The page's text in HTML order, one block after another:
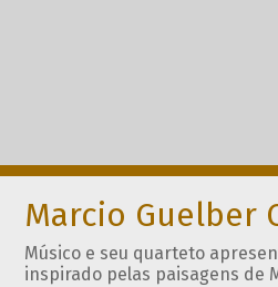
Marcio Guelber
Músico e seu quarteto
inspirado pelas paisagens de